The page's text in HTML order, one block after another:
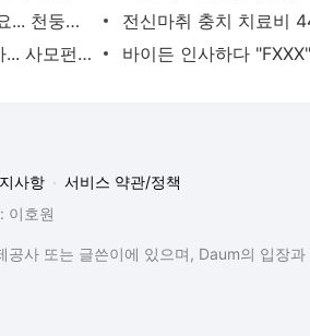
한글날 연휴 단풍놀이 조심하세요... 천둥번개에 비바람까지
[단독] 치킨 튀겨 판 돈 누가 벌까... 사모펀드가 설계한 수익구조 실체
사항
서비스 약관/정책
이호원
사 또는 글쓴이에 있으며, Daum의 입장